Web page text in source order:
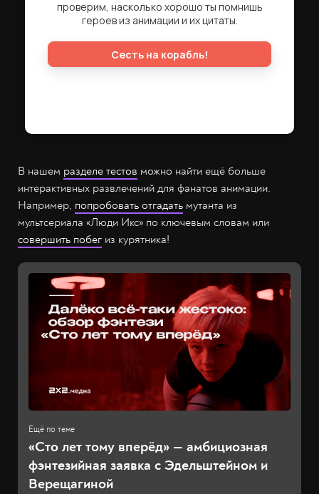
В нашем разделе тестов можно найти ещё больше
интерактивных развлечений для фанатов анимации.
Например, попробовать отгадать мутанта из
мультсериала «Люди Икс» по ключевым словам или
совершить побег из курятника!
«Сто лет тому вперёд» — амбициозная
фэнтезийная заявка с Эдельштейном и
Верещагиной